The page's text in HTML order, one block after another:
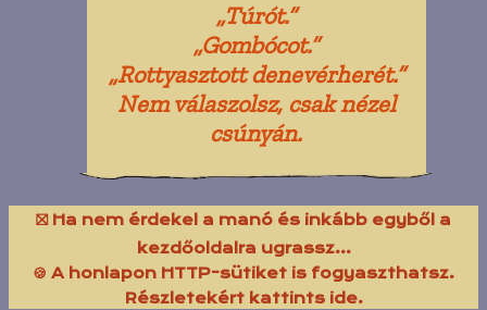
„Túrót.”
„Gombócot.”
„Rottyasztott denevérherét.”
Nem válaszolsz, csak nézel
csúnyán.
⛝ Ha nem érdekel a manó és inkább egyből a
kezdőoldalra ugrassz...
🍪 A honlapon HTTP-sütiket is fogyaszthatsz.
Részletekért kattints ide.